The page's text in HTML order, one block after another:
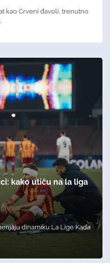
kao Crveni đavoli, trenutno
kako utiču na la liga
dinamiku La Lige Kada